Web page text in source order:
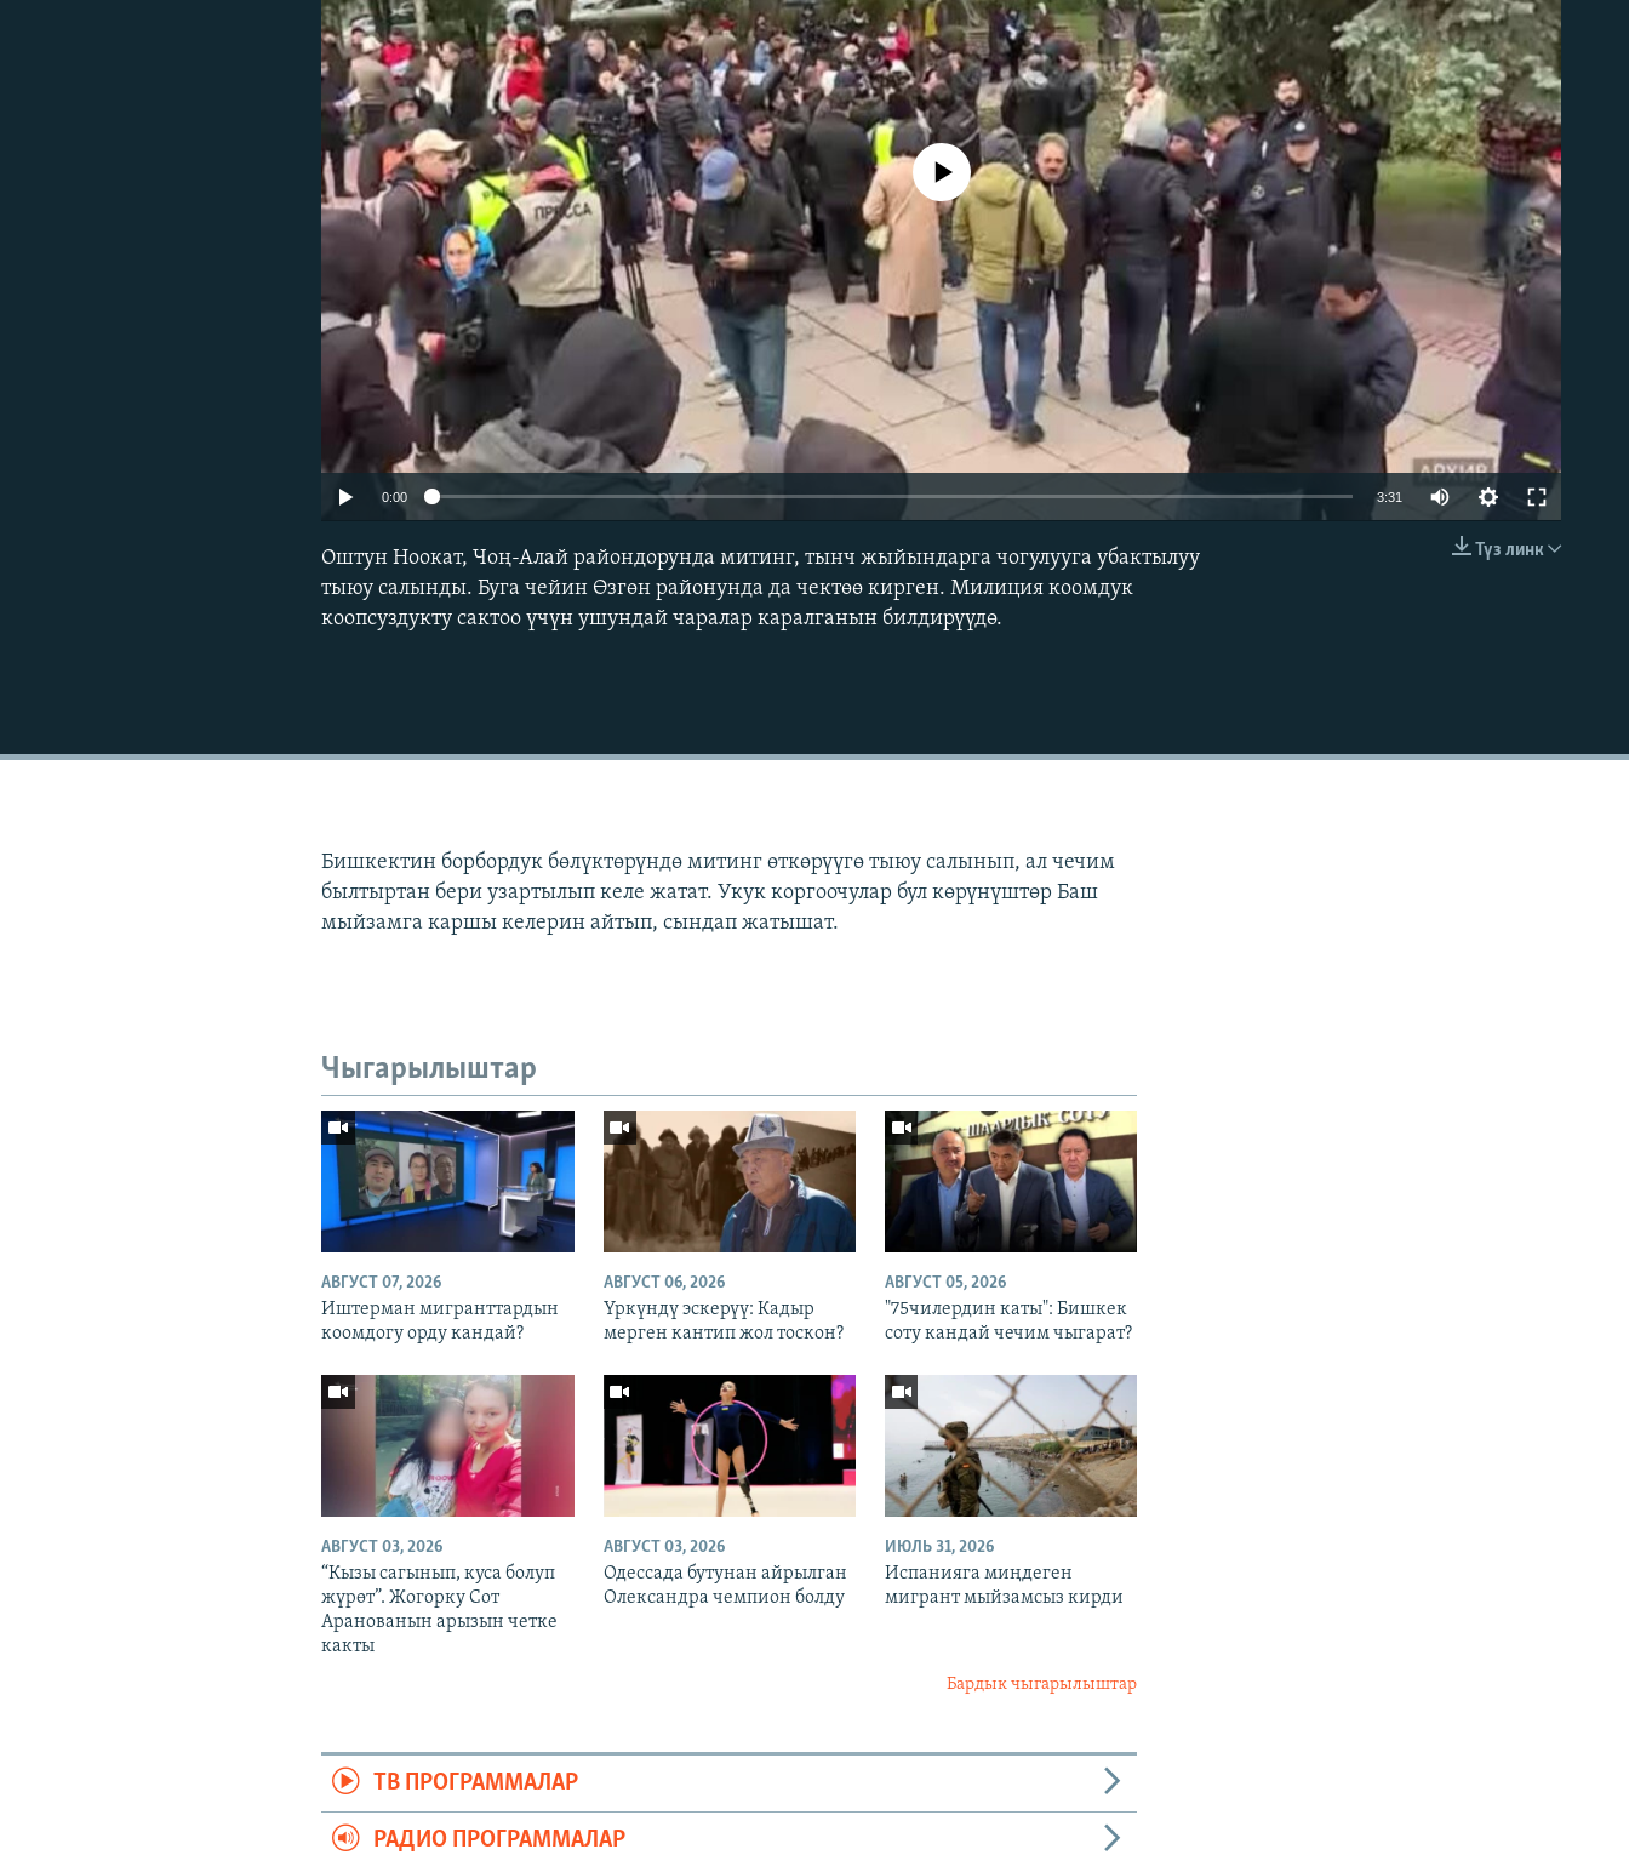
EMBED
720p 1080p
No media source currently available
0:00 3:31
240p
Түз линк
Оштун Ноокат, Чоң-Алай райондорунда митинг, тынч жыйындарга чогулууга убактылуу
тыюу cалынды. Буга чейин Өзгөн районунда да чектөө кирген. Милиция коомдук
коопсуздукту сактоо үчүн ушундай чаралар каралганын билдирүүдө.
Бишкектин борбордук бөлүктөрүндө митинг өткөрүүгө тыюу салынып, ал чечим
былтыртан бери узартылып келе жатат. Укук коргоочулар бул көрүнүштөр Баш
мыйзамга каршы келерин айтып, сындап жатышат.
Чыгарылыштар
АВГУСТ 07, 2026
Иштерман мигранттардын
коомдогу орду кандай?
АВГУСТ 06, 2026
Үркүндү эскерүү: Кадыр
мерген кантип жол тоскон?
АВГУСТ 05, 2026
"75чилердин каты": Бишкек
соту кандай чечим чыгарат?
АВГУСТ 03, 2026
“Кызы сагынып, куса болуп
жүрөт”. Жогорку Сот
Аранованын арызын четке
какты
АВГУСТ 03, 2026
Одессада бутунан айрылган
Олександра чемпион болду
ИЮЛЬ 31, 2026
Испанияга миңдеген
мигрант мыйзамсыз кирди
Бардык чыгарылыштар
ТВ ПРОГРАММАЛАР
РАДИО ПРОГРАММАЛАР